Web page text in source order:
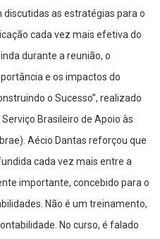
as estratégias para o
cada vez mais efetiva do
durante a reunião, o
e os impactos do
o Sucesso”, realizado
Brasileiro de Apoio às
Aécio Dantas reforçou que
cada vez mais entre a
importante, concebido para o
Não é um treinamento,
No curso, é falado